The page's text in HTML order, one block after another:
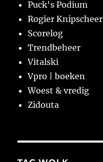
Puck's Podium
Rogier Knipscheer
Scorelog
Trendbeheer
Vitalski
Vpro | boeken
Woest & vredig
Zidouta